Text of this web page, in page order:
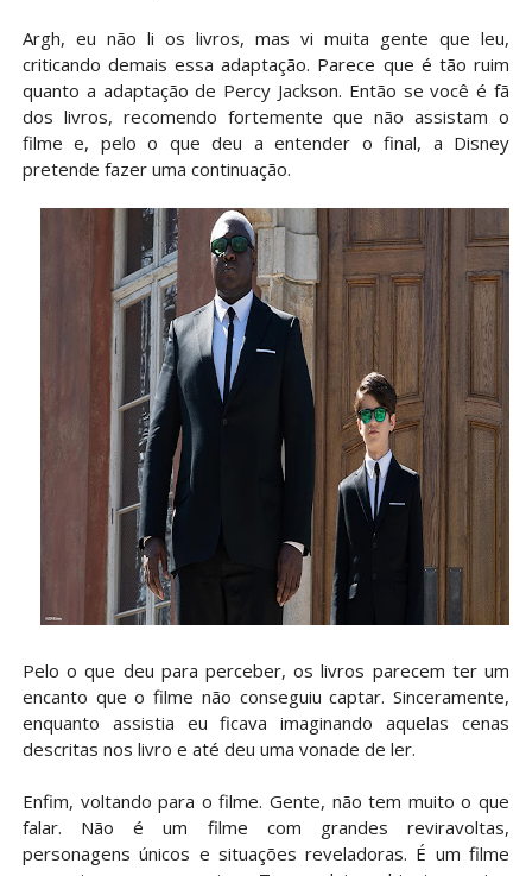
Argh, eu não li os livros, mas vi muita gente que leu,
criticando demais essa adaptação. Parece que é tão ruim
quanto a adaptação de Percy Jackson. Então se você é fã
dos livros, recomendo fortemente que não assistam o
filme e, pelo o que deu a entender o final, a Disney
pretende fazer uma continuação.
Pelo o que deu para perceber, os livros parecem ter um
encanto que o filme não conseguiu captar. Sinceramente,
enquanto assistia eu ficava imaginando aquelas cenas
descritas nos livro e até deu uma vonade de ler.
Enfim, voltando para o filme. Gente, não tem muito o que
falar. Não é um filme com grandes reviravoltas,
personagens únicos e situações reveladoras. É um filme